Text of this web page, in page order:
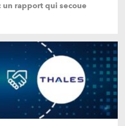
rapport qui secoue